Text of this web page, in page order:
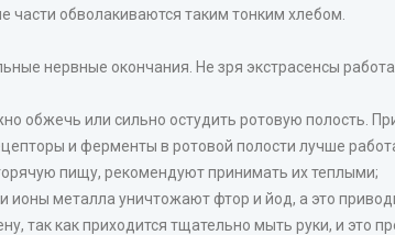
обволакиваются таким тонким хлебом.
нервные окончания. Не зря экстрасенсы
обжечь или сильно остудить ротовую полость.
и ферменты в ротовой полости лучше
пищу, рекомендуют принимать их теплыми;
металла уничтожают фтор и йод, а это
так как приходится тщательно мыть руки, и это